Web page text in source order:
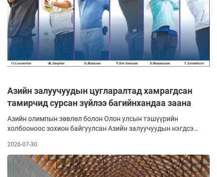
Азийн залуучуудын цугларалтад хамрагдсан
тамирчид сурсан зүйлээ багийнхандаа заана
Азийн олимпын зөвлөл болон Олон улсын тэшүүрийн
холбооноос зохион байгуулсан Азийн залуучуудын нэгдсэн
Н.Баасанжаргал, Б.Пүрэвбаатар, дасгалжуулагч
А.Биндэръяа нар шалгаран хамрагдаж, эх орондоо ирлээ.
2026-07-30